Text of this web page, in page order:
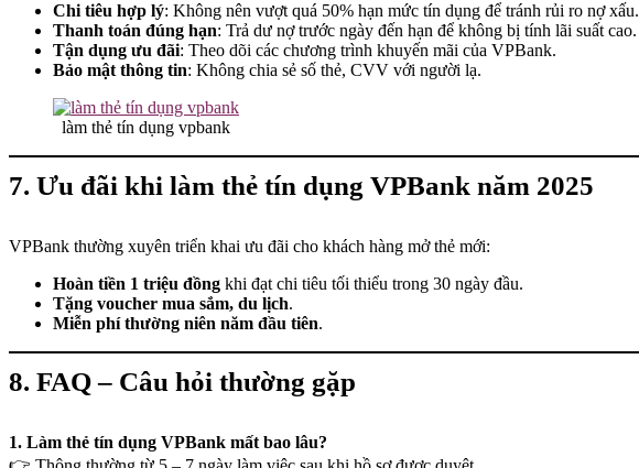
Chi tiêu hợp lý: Không nên vượt quá 50% hạn mức tín dụng để tránh rủi ro nợ xấu.
Thanh toán đúng hạn: Trả dư nợ trước ngày đến hạn để không bị tính lãi suất cao.
Tận dụng ưu đãi: Theo dõi các chương trình khuyến mãi của VPBank.
Bảo mật thông tin: Không chia sẻ số thẻ, CVV với người lạ.
làm thẻ tín dụng vpbank
7. Ưu đãi khi làm thẻ tín dụng VPBank năm 2025
VPBank thường xuyên triển khai ưu đãi cho khách hàng mở thẻ mới:
Hoàn tiền 1 triệu đồng khi đạt chi tiêu tối thiểu trong 30 ngày đầu.
Tặng voucher mua sắm, du lịch.
Miễn phí thường niên năm đầu tiên.
8. FAQ – Câu hỏi thường gặp
1. Làm thẻ tín dụng VPBank mất bao lâu?